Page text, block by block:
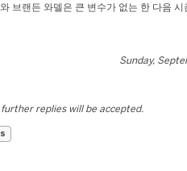
브랜든 와델은 큰 변수가 없는 한 다음 시
Sunday,
further replies will be accepted.